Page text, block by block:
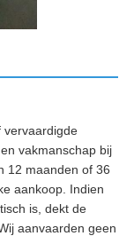
vervaardigde
vakmanschap bij
12 maanden of 36
aankoop. Indien
is, dekt de
aanvaarden geen